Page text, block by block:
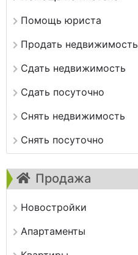
Помощь юриста
Продать недвижимость
Сдать недвижимость
Сдать посуточно
Снять недвижимость
Снять посуточно
Продажа
Новостройки
Апартаменты